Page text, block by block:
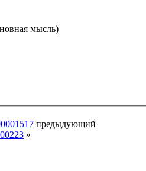
мысль)
предыдующий
»